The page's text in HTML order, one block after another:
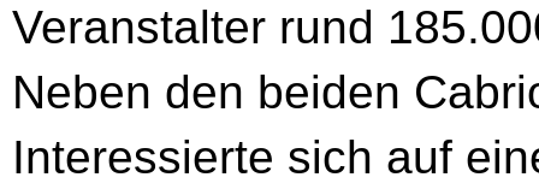
Veranstalter rund
Neben den beiden
Interessierte sich auf